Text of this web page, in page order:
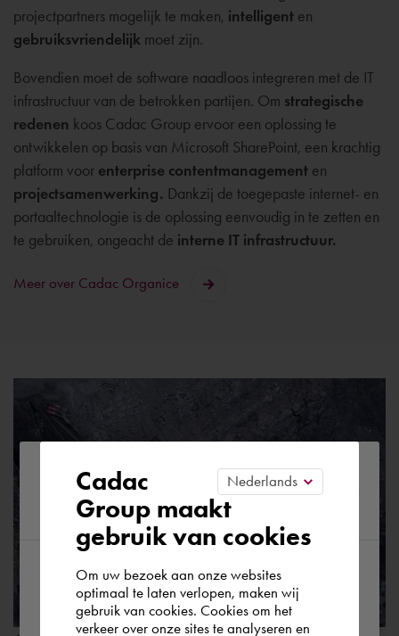
projectpartners mogelijk te maken, intelligent en
gebruiksvriendelijk moet zijn.
Bovendien moet de software naadloos integreren met de IT
infrastructuur van de betrokken partijen. Om strategische
redenen koos Cadac Group ervoor een oplossing te
ontwikkelen op basis van Microsoft SharePoint, een krachtig
platform voor enterprise contentmanagement en
projectsamenwerking. Dankzij de toegepaste internet- en
portaaltechnologie is de oplossing eenvoudig in te zetten en
te gebruiken, ongeacht de interne IT infrastructuur.
Meer over Cadac Organice
Please confirm your current
region
According to us you are situated in Rest of
the world. Please confirm in which country
Cadac
Group maakt
gebruik van cookies
Om uw bezoek aan onze websites
optimaal te laten verlopen, maken wij
gebruik van cookies. Cookies om het
verkeer over onze sites te analyseren en